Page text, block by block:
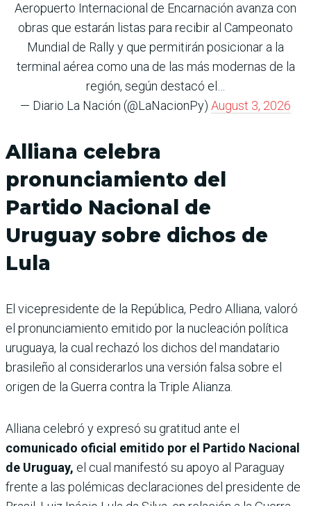
Aeropuerto Internacional de Encarnación avanza con
obras que estarán listas para recibir al Campeonato
Mundial de Rally y que permitirán posicionar a la
terminal aérea como una de las más modernas de la
región, según destacó el…
— Diario La Nación (@LaNacionPy) August 3, 2026
Alliana celebra
pronunciamiento del
Partido Nacional de
Uruguay sobre dichos de
Lula
El vicepresidente de la República, Pedro Alliana, valoró
el pronunciamiento emitido por la nucleación política
uruguaya, la cual rechazó los dichos del mandatario
brasileño al considerarlos una versión falsa sobre el
origen de la Guerra contra la Triple Alianza.
Alliana celebró y expresó su gratitud ante el
comunicado oficial emitido por el Partido Nacional
de Uruguay, el cual manifestó su apoyo al Paraguay
frente a las polémicas declaraciones del presidente de